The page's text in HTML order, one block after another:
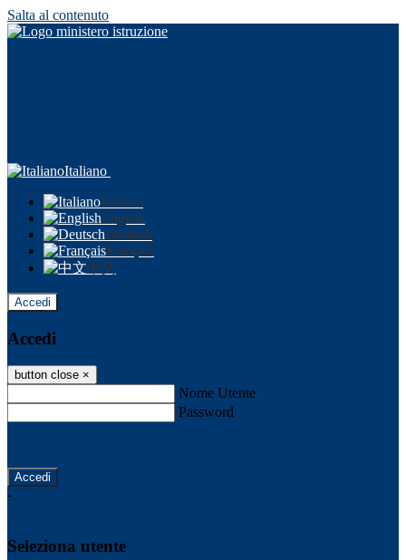
Salta al contenuto
Italiano
Italiano
English
Deutsch
Français
中文
Accedi
Accedi
button close ×
Nome Utente
Password
-
Seleziona utente